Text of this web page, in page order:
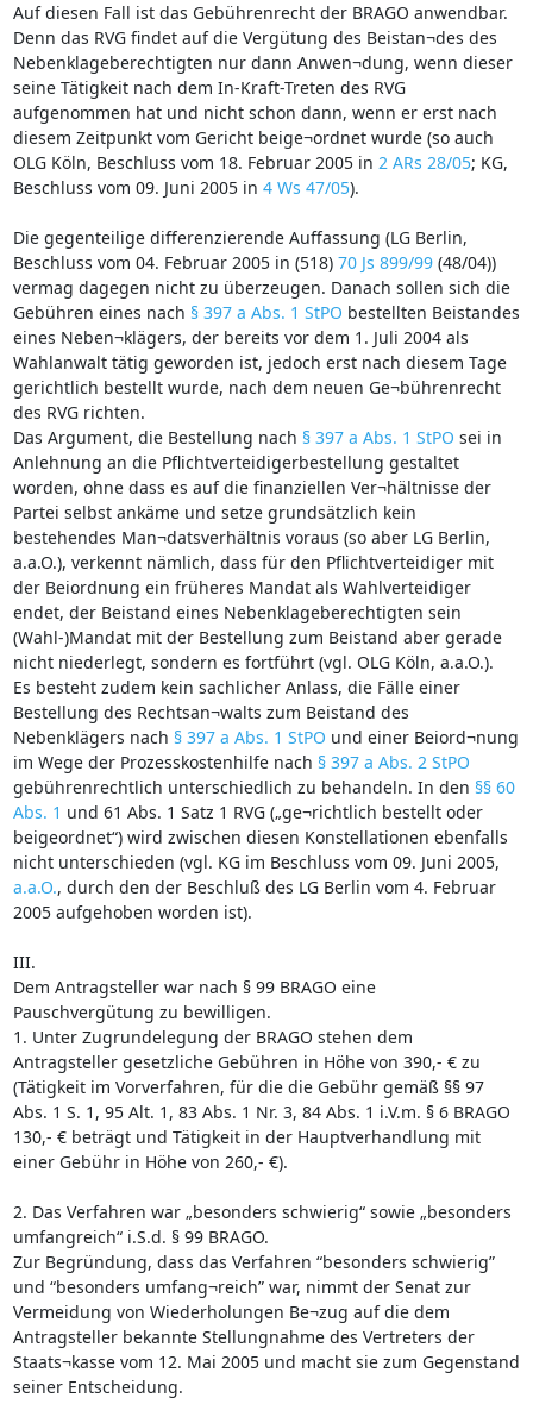
Auf diesen Fall ist das Gebührenrecht der BRAGO anwendbar.
Denn das RVG findet auf die Vergütung des Beistan¬des des
Nebenklageberechtigten nur dann Anwen¬dung, wenn dieser
seine Tätigkeit nach dem In-Kraft-Treten des RVG
aufgenommen hat und nicht schon dann, wenn er erst nach
diesem Zeitpunkt vom Gericht beige¬ordnet wurde (so auch
OLG Köln, Beschluss vom 18. Februar 2005 in 2 ARs 28/05; KG,
Beschluss vom 09. Juni 2005 in 4 Ws 47/05).
Die gegenteilige differenzierende Auffassung (LG Berlin,
Beschluss vom 04. Februar 2005 in (518) 70 Js 899/99(48/04))
vermag dagegen nicht zu überzeugen. Danach sollen sich die
Gebühren eines nach § 397 a Abs. 1 StPO bestellten Beistandes
eines Neben¬klägers, der bereits vor dem 1. Juli 2004 als
Wahlanwalt tätig geworden ist, jedoch erst nach diesem Tage
gerichtlich bestellt wurde, nach dem neuen Ge¬bührenrecht
des RVG richten.
Das Argument, die Bestellung nach § 397 a Abs. 1 StPO sei in
Anlehnung an die Pflichtverteidigerbestellung gestaltet
worden, ohne dass es auf die finanziellen Ver¬hältnisse der
Partei selbst ankäme und setze grundsätzlich kein
bestehendes Man¬datsverhältnis voraus (so aber LG Berlin,
a.a.O.), verkennt nämlich, dass für den Pflichtverteidiger mit
der Beiordnung ein früheres Mandat als Wahlverteidiger
endet, der Beistand eines Nebenklageberechtigten sein
(Wahl-)Mandat mit der Bestellung zum Beistand aber gerade
nicht niederlegt, sondern es fortführt (vgl. OLG Köln, a.a.O.).
Es besteht zudem kein sachlicher Anlass, die Fälle einer
Bestellung des Rechtsan¬walts zum Beistand des
Nebenklägers nach § 397 a Abs. 1 StPO und einer Beiord¬nung
im Wege der Prozesskostenhilfe nach § 397 a Abs. 2 StPO
gebührenrechtlich unterschiedlich zu behandeln. In den §§ 60
Abs. 1 und 61 Abs. 1 Satz 1 RVG („ge¬richtlich bestellt oder
beigeordnet“) wird zwischen diesen Konstellationen ebenfalls
nicht unterschieden (vgl. KG im Beschluss vom 09. Juni 2005,
a.a.O., durch den der Beschluß des LG Berlin vom 4. Februar
2005 aufgehoben worden ist).
III.
Dem Antragsteller war nach § 99 BRAGO eine
Pauschvergütung zu bewilligen.
1. Unter Zugrundelegung der BRAGO stehen dem
Antragsteller gesetzliche Gebühren in Höhe von 390,- € zu
(Tätigkeit im Vorverfahren, für die die Gebühr gemäß §§ 97
Abs. 1 S. 1, 95 Alt. 1, 83 Abs. 1 Nr. 3, 84 Abs. 1 i.V.m. § 6 BRAGO
130,- € beträgt und Tätigkeit in der Hauptverhandlung mit
einer Gebühr in Höhe von 260,- €).
2. Das Verfahren war „besonders schwierig“ sowie „besonders
umfangreich“ i.S.d. § 99 BRAGO.
Zur Begründung, dass das Verfahren “besonders schwierig”
und “besonders umfang¬reich” war, nimmt der Senat zur
Vermeidung von Wiederholungen Be¬zug auf die dem
Antragsteller bekannte Stellungnahme des Vertreters der
Staats¬kasse vom 12. Mai 2005 und macht sie zum Gegenstand
seiner Entscheidung.